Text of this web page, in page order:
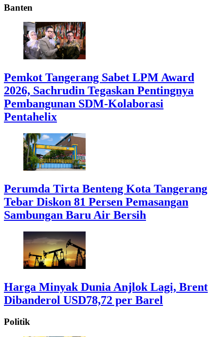
Banten
Pemkot Tangerang Sabet LPM Award
2026, Sachrudin Tegaskan Pentingnya
Pembangunan SDM-Kolaborasi
Pentahelix
Perumda Tirta Benteng Kota Tangerang
Tebar Diskon 81 Persen Pemasangan
Sambungan Baru Air Bersih
Harga Minyak Dunia Anjlok Lagi, Brent
Dibanderol USD78,72 per Barel
Politik